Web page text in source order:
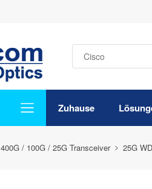
Zuhause
400G / 100G / 25G Transceiver 25G